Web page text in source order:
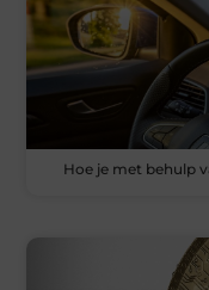
Hoe je met behulp